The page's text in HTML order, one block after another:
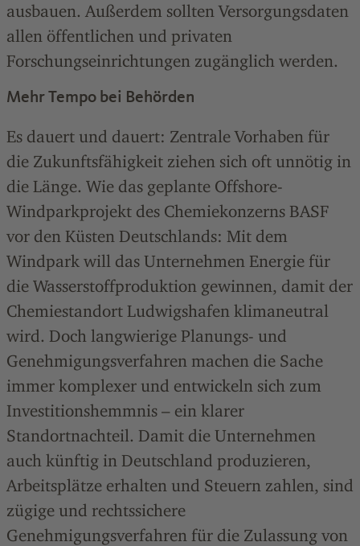
ausbauen. Außerdem sollten Versorgungsdaten
allen öffentlichen und privaten
Forschungseinrichtungen zugänglich werden.
Mehr Tempo bei Behörden
Es dauert und dauert: Zentrale Vorhaben für
die Zukunftsfähigkeit ziehen sich oft unnötig in
die Länge. Wie das geplante Offshore-
Windparkprojekt des Chemiekonzerns BASF
vor den Küsten Deutschlands: Mit dem
Windpark will das Unternehmen Energie für
die Wasserstoffproduktion gewinnen, damit der
Chemiestandort Ludwigshafen klimaneutral
wird. Doch langwierige Planungs- und
Genehmigungsverfahren machen die Sache
immer komplexer und entwickeln sich zum
Investitionshemmnis – ein klarer
Standortnachteil. Damit die Unternehmen
auch künftig in Deutschland produzieren,
Arbeitsplätze erhalten und Steuern zahlen, sind
zügige und rechtssichere
Genehmigungsverfahren für die Zulassung von